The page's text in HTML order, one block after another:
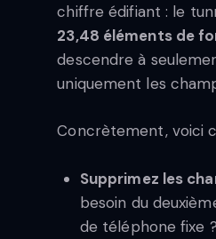
chiffre édifiant : le
23,48 éléments de
descendre à
uniquement les
Concrètement, voici
Supprimez les
besoin du
de téléphone fixe